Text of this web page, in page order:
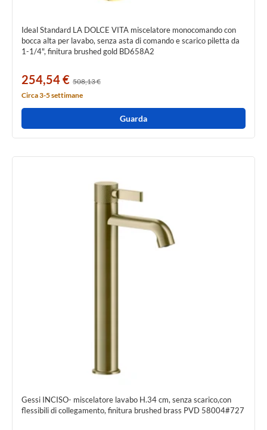
Ideal Standard LA DOLCE VITA miscelatore monocomando con
bocca alta per lavabo, senza asta di comando e scarico piletta da
1-1/4", finitura brushed gold BD658A2
254,54 € 508,13 €
Circa 3-5 settimane
Guarda
Gessi INCISO- miscelatore lavabo H.34 cm, senza scarico,con
flessibili di collegamento, finitura brushed brass PVD 58004#727